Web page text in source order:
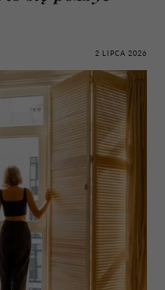
2 LIPCA 2026